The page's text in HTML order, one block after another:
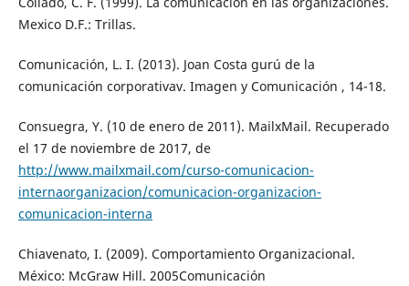
Mexico D.F.: Trillas.
Comunicación, L. I. (2013). Joan Costa gurú de la
comunicación corporativav. Imagen y Comunicación , 14-18.
Consuegra, Y. (10 de enero de 2011). MailxMail. Recuperado
el 17 de noviembre de 2017, de
http://www.mailxmail.com/curso-comunicacion-
internaorganizacion/comunicacion-organizacion-
comunicacion-interna
Chiavenato, I. (2009). Comportamiento Organizacional.
México: McGraw Hill. 2005Comunicación